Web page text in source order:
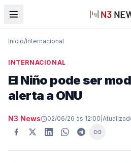
Início/Internacional
INTERNACIONAL
El Niño pode ser
alerta a ONU
N3 News 02/06/26 às 12:00